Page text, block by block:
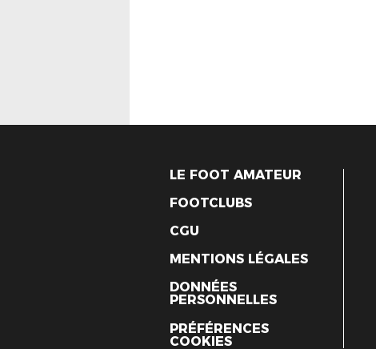
LE FOOT AMATEUR
FOOTCLUBS
CGU
MENTIONS LÉGALES
DONNÉES
PERSONNELLES
PRÉFÉRENCES
COOKIES